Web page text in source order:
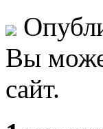
Вы
сайт.